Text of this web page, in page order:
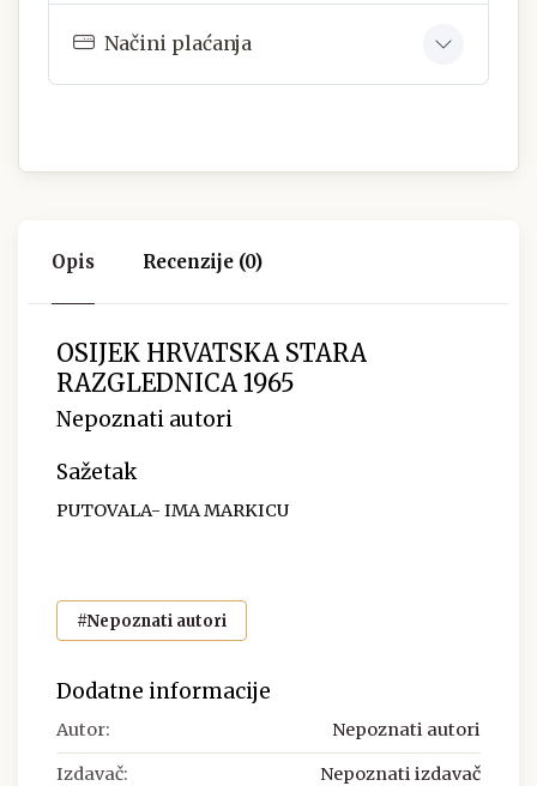
Načini plaćanja
Opis Recenzije (0)
OSIJEK HRVATSKA STARA
RAZGLEDNICA 1965
Nepoznati autori
Sažetak
PUTOVALA- IMA MARKICU
#Nepoznati autori
Dodatne informacije
Autor: Nepoznati autori
Izdavač: Nepoznati izdavač